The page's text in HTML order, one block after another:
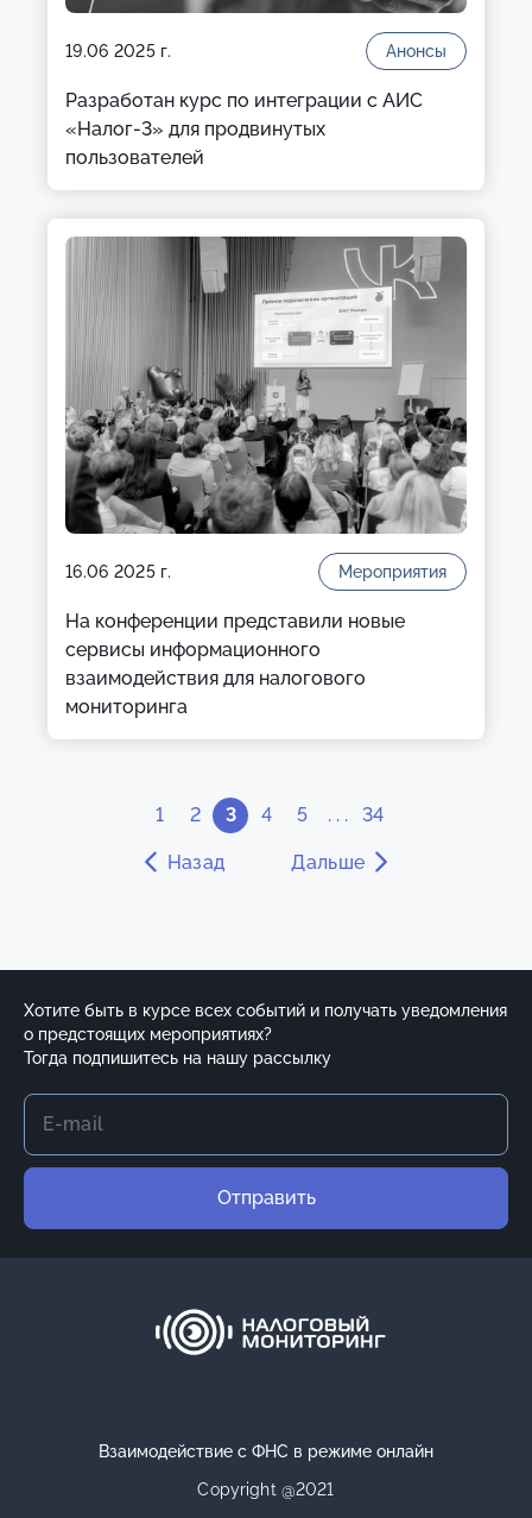
19.06 2025 г. Анонсы
Разработан курс по интеграции с АИС
«Налог-3» для продвинутых
пользователей
16.06 2025 г. Мероприятия
На конференции представили новые
сервисы информационного
взаимодействия для налогового
мониторинга
1 2 3 4 5 . . . 34
Назад Дальше
Хотите быть в курсе всех событий и получать уведомления
о предстоящих мероприятиях?
Тогда подпишитесь на нашу рассылку
Отправить
Взаимодействие с ФНС в режиме онлайн
Copyright @2021